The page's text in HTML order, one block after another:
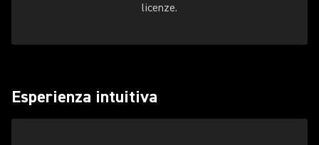
licenze.
Esperienza intuitiva